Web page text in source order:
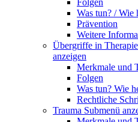
Folgen
Was tun? / Wie
Prävention
Weitere
Übergriffe in
anzeigen
Merkmale und
Folgen
Was tun? Wie
Rechtliche
Trauma Submenü